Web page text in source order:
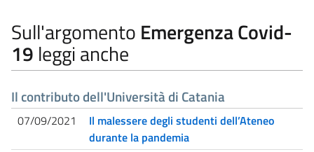
Sull'argomento Emergenza Covid-
19 leggi anche
Il contributo dell'Università di Catania
07/09/2021
Il malessere degli studenti dell’Ateneo
durante la pandemia